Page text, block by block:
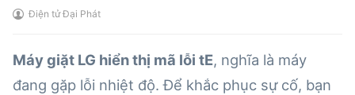
Điện tử Đại Phát
Máy giặt LG hiển thị mã lỗi tE, nghĩa là máy
đang gặp lỗi nhiệt độ. Để khắc phục sự cố, bạn